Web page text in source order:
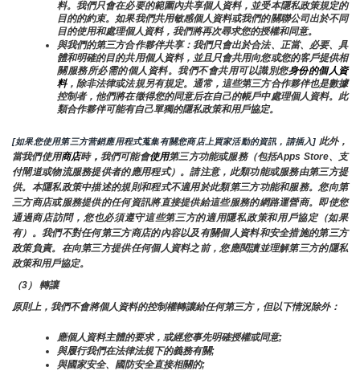
料。我們只會在必要的範圍內共享個人資料，並受本隱私政策規定的
目的的約束。如果我們共用敏感個人資料或我們的關聯公司出於不同
目的使用和處理個人資料，我們將再次尋求您的授權和同意。
與我們的第三方合作夥伴共享：我們只會出於合法、正當、必要、具
體和明確的目的共用個人資料，並且只會共用向您或您的客戶提供相
關服務所必需的個人資料。我們不會共用可以識別您身份的個人資
料，除非法律或法規另有規定。通常，這些第三方合作夥伴也是數據
控制者，他們將在徵得您的同意后在自己的帳戶中處理個人資料。此
類合作夥伴可能有自己單獨的隱私政策和用戶協定。
[如果您使用第三方营銷應用程式蒐集有關您商店上買家活動的資訊，請插入] 此外，
當我們使用商店時， 我們可能會使用第三方功能或服務（包括Apps Store、支
付閘道或物流服務提供者的應用程式）。請注意，此類功能或服務由第三方提
供。本隱私政策中描述的規則和程式不適用於此類第三方功能和服務。您向第
三方商店或服務提供的任何資訊將直接提供給這些服務的網路運營商。即使您
通過商店訪問，您也必須遵守這些第三方的適用隱私政策和用戶協定（如果
有）。我們不對任何第三方商店的內容以及有關個人資料和安全措施的第三方
政策負責。在向第三方提供任何個人資料之前，您應閱讀並理解第三方的隱私
政策和用戶協定。
（3） 轉讓
原則上，我們不會將個人資料的控制權轉讓給任何第三方，但以下情況除外：
應個人資料主體的要求，或經您事先明確授權或同意;
與履行我們在法律法規下的義務有關;
與國家安全、國防安全直接相關的;